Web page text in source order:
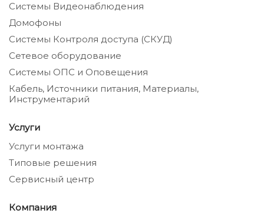
Системы Видеонаблюдения
Домофоны
Системы Контроля доступа (СКУД)
Сетевое оборудование
Системы ОПС и Оповещения
Кабель, Источники питания, Материалы,
Инструментарий
Услуги
Услуги монтажа
Типовые решения
Сервисный центр
Компания